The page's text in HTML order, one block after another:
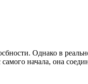
Однако в
начала, она